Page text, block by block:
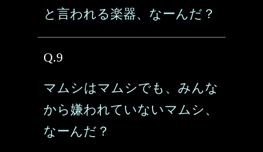
と言われる楽器、なーんだ？
Q.9
マムシはマムシでも、みんな
から嫌われていないマムシ、
なーんだ？